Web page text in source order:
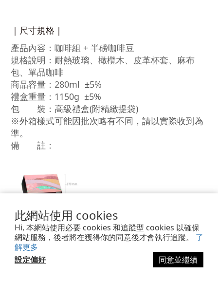
此網站使用 cookies
Hi, 本網站使用必要 cookies 和追蹤型 cookies 以確保
網站服務，後者將在獲得你的同意後才會執行追蹤。 了
解更多
設定偏好
同意並繼續
｜尺寸規格｜
產品內容：咖啡組 + 半磅咖啡豆
規格說明：耐熱玻璃、橄欖木、皮革杯套、麻布
包、單品咖啡
商品容量：280ml ±5%
禮盒重量：1150g ±5%
包 裝： 高級禮盒(附精緻提袋)
※外箱樣式可能因批次略有不同，請以實際收到為
準。
備 註：
立即購買